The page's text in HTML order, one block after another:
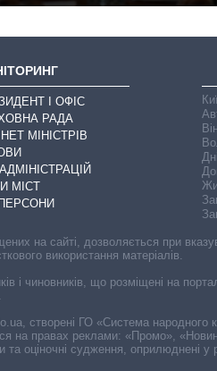
І ОФІС
РАДА
МІНІСТРІВ
МІСТ
на сайті, дозволяється при
використання матеріалів.
і чиновників, що розміщені на
створені ГО «Система
на правах реклами: «Промо»,
та оціночні судження, оприлюднені